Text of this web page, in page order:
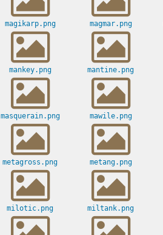
magikarp.png magmar.png
mankey.png mantine.png
masquerain.png mawile.png
metagross.png metang.png
milotic.png miltank.png